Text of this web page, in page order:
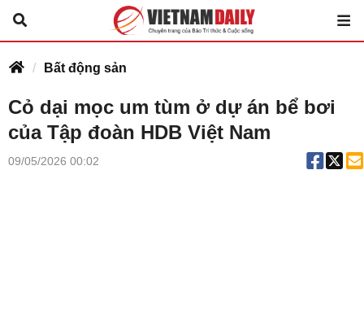
Bất động sản
Cỏ dại mọc um tùm ở dự án bể bơi
của Tập đoàn HDB Việt Nam
09/05/2026 00:02